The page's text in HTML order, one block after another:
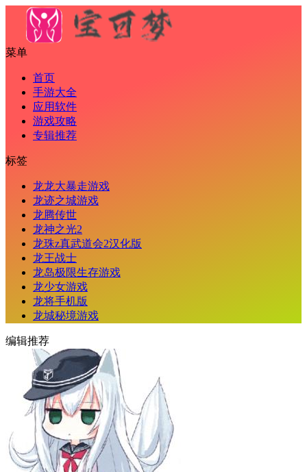
菜单
首页
手游大全
应用软件
游戏攻略
专辑推荐
标签
龙龙大暴走游戏
龙迹之城游戏
龙腾传世
龙神之光2
龙珠z真武道会2汉化版
龙王战士
龙岛极限生存游戏
龙少女游戏
龙将手机版
龙城秘境游戏
编辑推荐